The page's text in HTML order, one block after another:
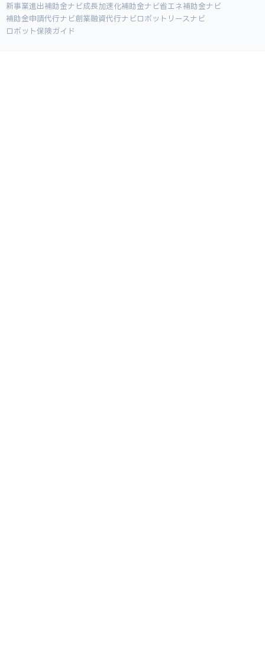
新事業進出補助金ナビ成長加速化補助金ナビ省エネ補助金ナビ
補助金申請代行ナビ創業融資代行ナビ ロボットリースナビ
ロボット保険ガイド